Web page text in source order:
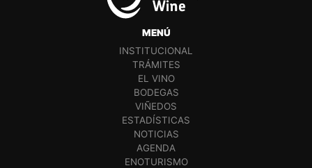
MENÚ
INSTITUCIONAL
TRÁMITES
EL VINO
BODEGAS
VIÑEDOS
ESTADÍSTICAS
NOTICIAS
AGENDA
ENOTURISMO